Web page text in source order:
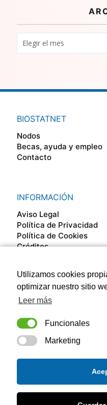
Utilizamos cookies
optimizar nuestro sitio
Leer más
Funcionales
Marketing
BIOSTATNET
Nodos
Becas, ayuda y empleo
Contacto
INFORMACIÓN
Aviso Legal
Política de Privacidad
Política de Cookies
Créditos
SÍGUENOS EN